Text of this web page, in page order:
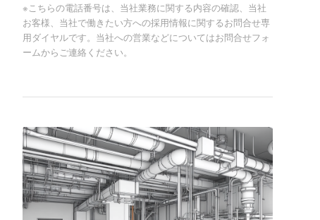
※こちらの電話番号は、当社業務に関する内容の確認、当社
お客様、当社で働きたい方への採用情報に関するお問合せ専
用ダイヤルです。当社への営業などについてはお問合せフォ
ームからご連絡ください。